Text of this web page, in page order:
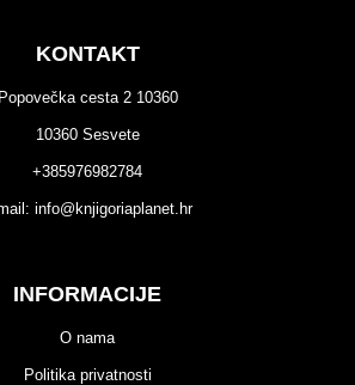
KONTAKT
Popovečka cesta 2 10360
10360 Sesvete
+385976982784
info@knjigoriaplanet.hr
INFORMACIJE
O nama
Politika privatnosti